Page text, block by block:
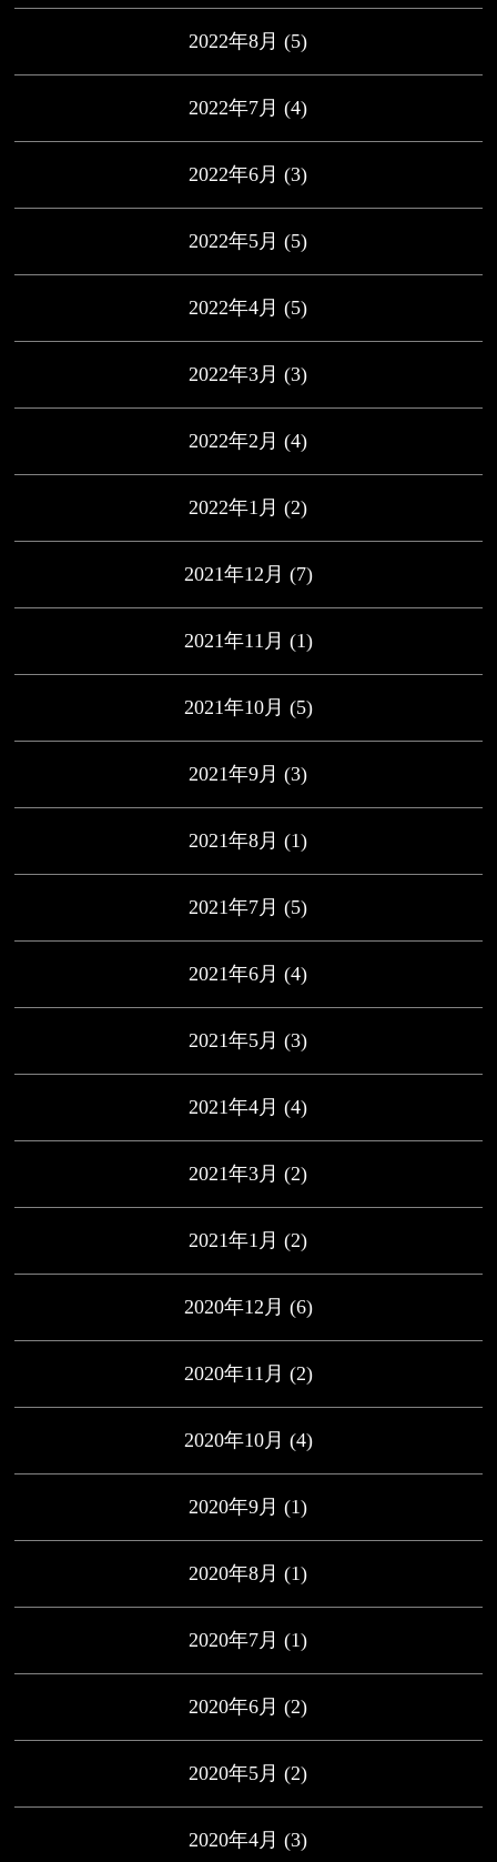
2022年8月 (5)
2022年7月 (4)
2022年6月 (3)
2022年5月 (5)
2022年4月 (5)
2022年3月 (3)
2022年2月 (4)
2022年1月 (2)
2021年12月 (7)
2021年11月 (1)
2021年10月 (5)
2021年9月 (3)
2021年8月 (1)
2021年7月 (5)
2021年6月 (4)
2021年5月 (3)
2021年4月 (4)
2021年3月 (2)
2021年1月 (2)
2020年12月 (6)
2020年11月 (2)
2020年10月 (4)
2020年9月 (1)
2020年8月 (1)
2020年7月 (1)
2020年6月 (2)
2020年5月 (2)
2020年4月 (3)